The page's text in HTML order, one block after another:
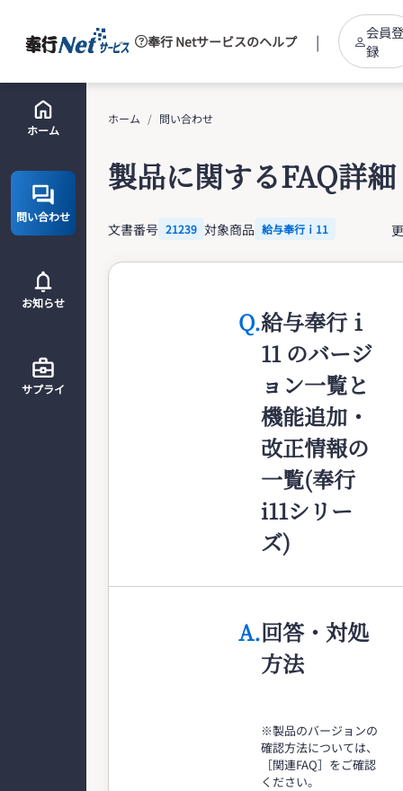
奉行 Netサービスのヘルプ |
会員
録
ホーム
問い合わせ
お知らせ
サプライ
ホーム 問い合わせ
製品に関するFAQ詳細
文書番号 21239 対象商品 給与奉行ｉ11
Q.給与奉行ｉ
11 のバージ
ョン一覧と
機能追加・
改正情報の
一覧(奉行
i11シリー
ズ)
A.回答・対処
方法
※製品のバージョンの
確認方法については、
［関連FAQ］をご確認
ください。